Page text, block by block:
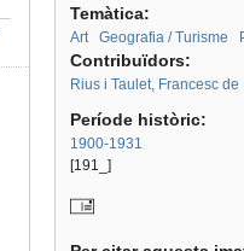
Temàtica:
Art Geografia / Turisme
Contribuïdors:
Rius i Taulet, Francesc
Període històric:
1900-1931
[191_]